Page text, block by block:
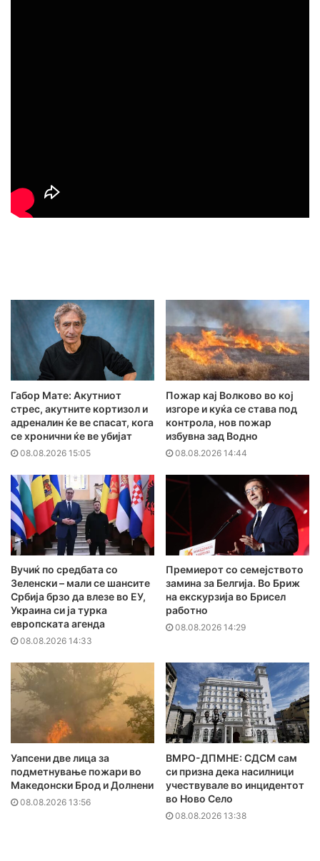
Габор Мате: Акутниот
стрес, акутните кортизол и
адреналин ќе ве спасат, кога
се хронични ќе ве убијат
08.08.2026 15:05
Пожар кај Волково во кој
изгоре и куќа се става под
контрола, нов пожар
избувна зад Водно
08.08.2026 14:44
Вучиќ по средбата со
Зеленски – мали се шансите
Србија брзо да влезе во ЕУ,
Украина си ја турка
европската агенда
08.08.2026 14:33
Премиерот со семејството
замина за Белгија. Во Бриж
на екскурзија во Брисел
работно
08.08.2026 14:29
Уапсени две лица за
подметнување пожари во
Македонски Брод и Долнени
08.08.2026 13:56
ВМРО-ДПМНЕ: СДСМ сам
си призна дека насилници
учествувале во инцидентот
во Ново Село
08.08.2026 13:38